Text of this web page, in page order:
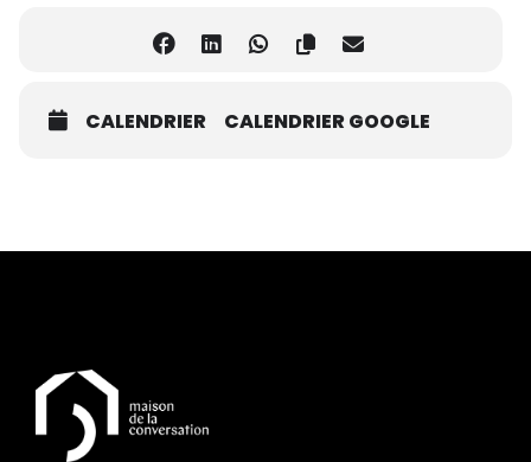
CALENDRIER CALENDRIER GOOGLE